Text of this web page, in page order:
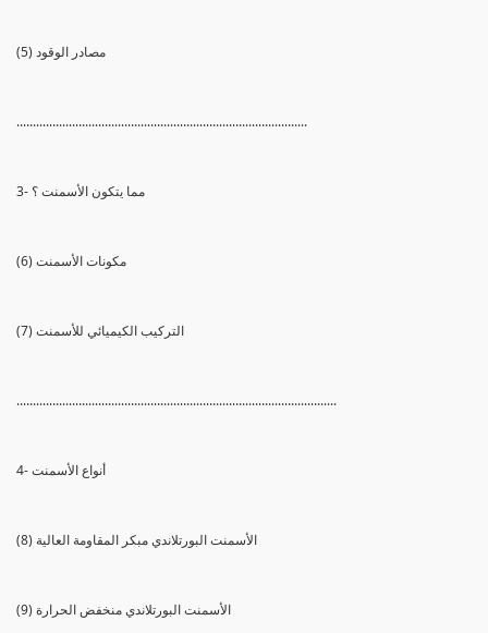
(5) مصادر الوقود
.........................................................................................
3- مما يتكون الأسمنت ؟
(6) مكونات الأسمنت
(7) التركيب الكيميائي للأسمنت
..................................................................................................
4- أنواع الأسمنت
(8) الأسمنت البورتلاندي مبكر المقاومة العالية
(9) الأسمنت البورتلاندي منخفض الحرارة